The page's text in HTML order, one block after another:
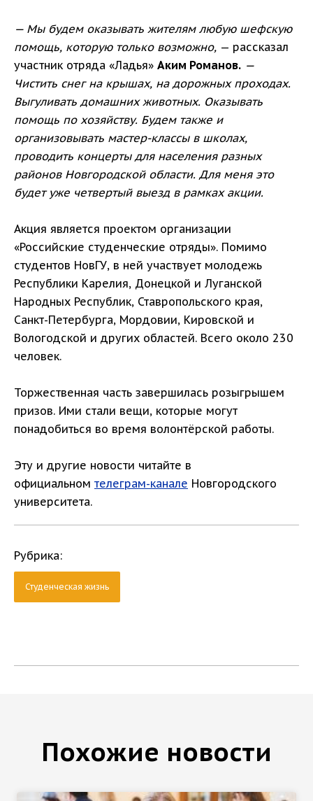
— Мы будем оказывать жителям любую шефскую
помощь, которую только возможно, — рассказал
участник отряда «Ладья» Аким Романов. —
Чистить снег на крышах, на дорожных проходах.
Выгуливать домашних животных. Оказывать
помощь по хозяйству. Будем также и
организовывать мастер-классы в школах,
проводить концерты для населения разных
районов Новгородской области. Для меня это
будет уже четвертый выезд в рамках акции.
Акция является проектом организации
«Российские студенческие отряды». Помимо
студентов НовГУ, в ней участвует молодежь
Республики Карелия, Донецкой и Луганской
Народных Республик, Ставропольского края,
Санкт-Петербурга, Мордовии, Кировской и
Вологодской и других областей. Всего около 230
человек.
Торжественная часть завершилась розыгрышем
призов. Ими стали вещи, которые могут
понадобиться во время волонтёрской работы.
Эту и другие новости читайте в
официальном телеграм-канале Новгородского
университета.
Рубрика:
Студенческая жизнь
Похожие новости